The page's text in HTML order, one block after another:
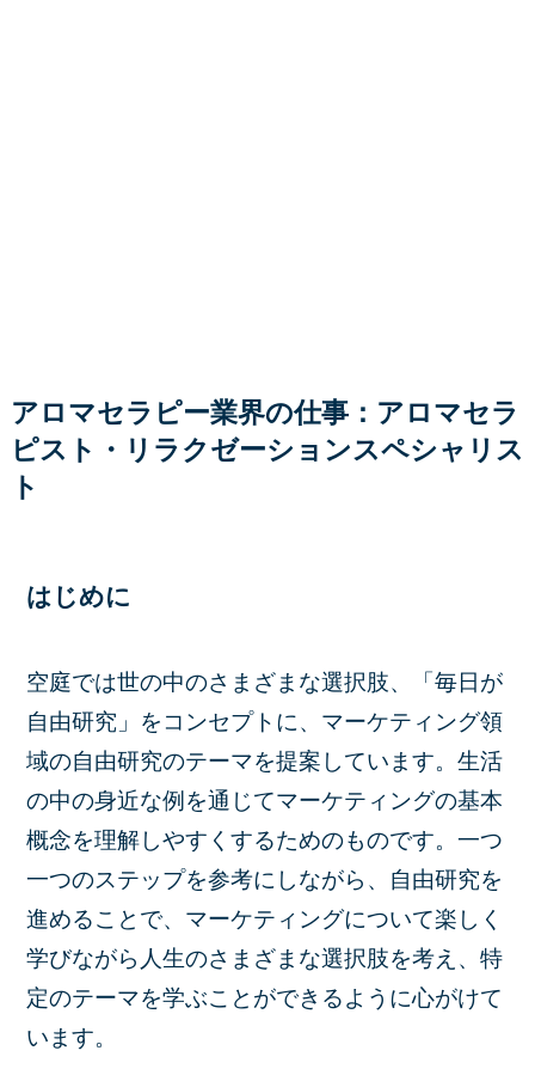
アロマセラピー業界の仕事：アロマセラ
ピスト・リラクゼーションスペシャリス
ト
はじめに
空庭では世の中のさまざまな選択肢、「毎日が
自由研究」をコンセプトに、マーケティング領
域の自由研究のテーマを提案しています。生活
の中の身近な例を通じてマーケティングの基本
概念を理解しやすくするためのものです。一つ
一つのステップを参考にしながら、自由研究を
進めることで、マーケティングについて楽しく
学びながら人生のさまざまな選択肢を考え、特
定のテーマを学ぶことができるように心がけて
います。